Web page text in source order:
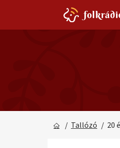
/ Tallózó / 20